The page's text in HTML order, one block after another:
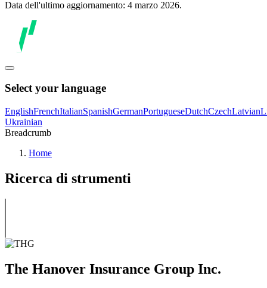
Data dell'ultimo aggiornamento: 4 marzo 2026.
Select your language
EnglishFrenchItalianSpanishGermanPortugueseDutchCzechLatvian
Ukrainian
Breadcrumb
Home
Ricerca di strumenti
The Hanover Insurance Group Inc.